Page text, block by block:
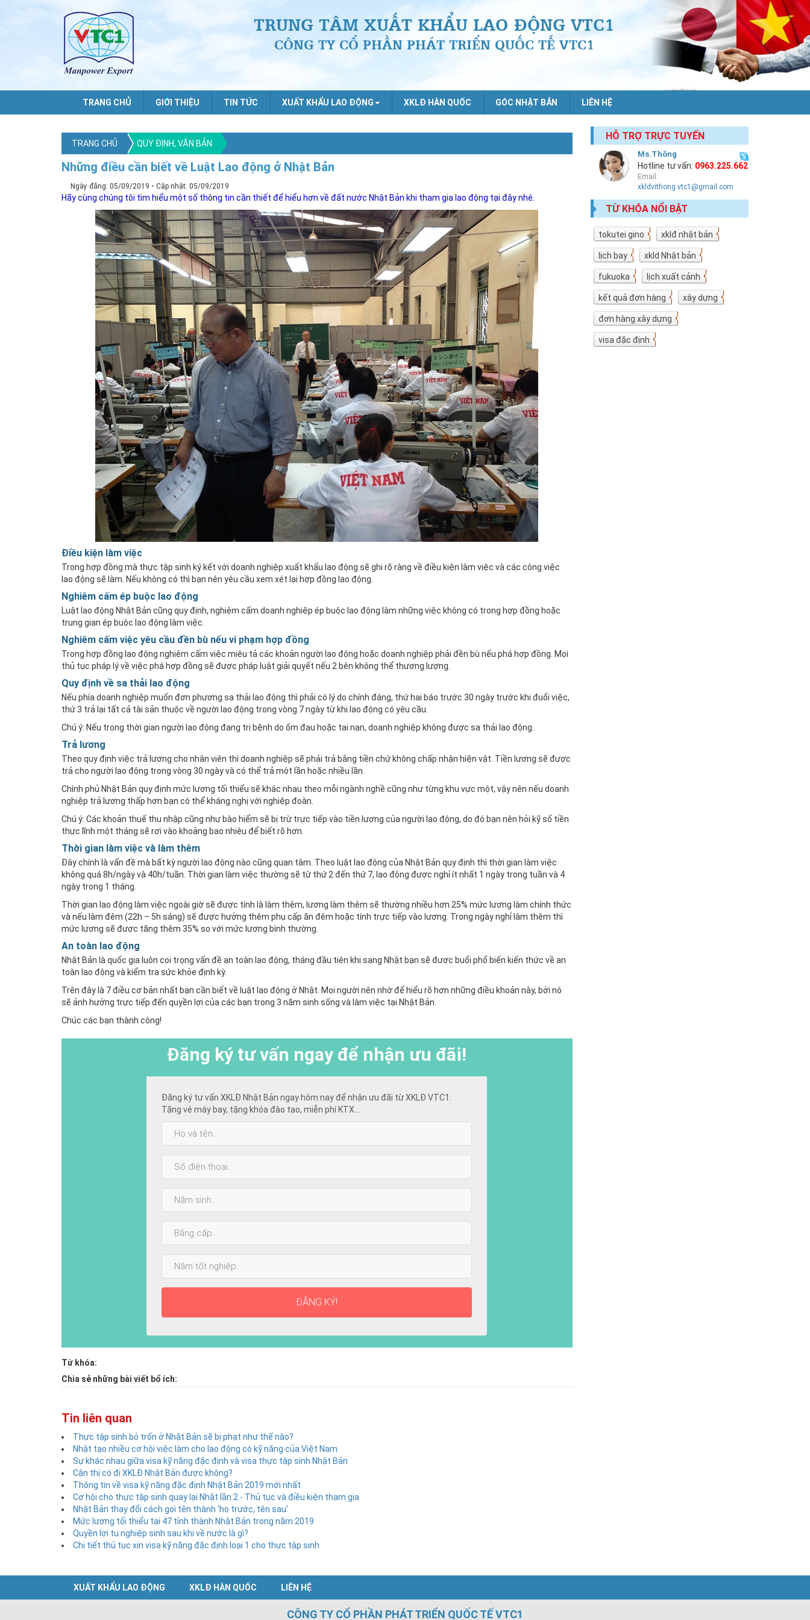
TRUNG TÂM XUẤT KHẨU LAO ĐỘNG VTC1
CÔNG TY CỔ PHẦN PHÁT TRIỂN QUỐC TẾ VTC1
TRANG CHỦ GIỚI THIỆU TIN TỨC XUẤT KHẨU LAO ĐỘNG XKLĐ HÀN QUỐC GÓC NHẬT BẢN LIÊN HỆ
TRANG CHỦ QUY ĐỊNH, VĂN BẢN
Những điều cần biết về Luật Lao động ở Nhật Bản
Ngày đăng: 05/09/2019 - Cập nhật: 05/09/2019
Hãy cùng chúng tôi tìm hiểu một số thông tin cần thiết để hiểu hơn về đất nước Nhật Bản khi tham gia lao động tại đây nhé.
Điều kiện làm việc
Trong hợp đồng mà thực tập sinh ký kết với doanh nghiệp xuất khẩu lao động sẽ ghi rõ ràng về điều kiện làm việc và các công việc
lao động sẽ làm. Nếu không có thì bạn nên yêu cầu xem xét lại hợp đồng lao động.
Nghiêm cấm ép buộc lao động
Luật lao động Nhật Bản cũng quy định, nghiêm cấm doanh nghiệp ép buộc lao động làm những việc không có trong hợp đồng hoặc
trung gian ép buộc lao động làm việc.
Nghiêm cấm việc yêu cầu đền bù nếu vi phạm hợp đồng
Trong hợp đồng lao động nghiêm cấm việc miêu tả các khoản người lao động hoặc doanh nghiệp phải đền bù nếu phá hợp đồng. Mọi
thủ tục pháp lý về việc phá hợp đồng sẽ được pháp luật giải quyết nếu 2 bên không thể thương lượng.
Quy định về sa thải lao động
Nếu phía doanh nghiệp muốn đơn phương sa thải lao động thì phải có lý do chính đáng, thứ hai báo trước 30 ngày trước khi đuổi việc,
thứ 3 trả lại tất cả tài sản thuộc về người lao động trong vòng 7 ngày từ khi lao động có yêu cầu.
Chú ý: Nếu trong thời gian người lao động đang trị bệnh do ốm đau hoặc tai nạn, doanh nghiệp không được sa thải lao động.
Trả lương
Theo quy định việc trả lương cho nhân viên thì doanh nghiệp sẽ phải trả bằng tiền chứ không chấp nhận hiện vật. Tiền lương sẽ được
trả cho người lao động trong vòng 30 ngày và có thể trả một lần hoặc nhiều lần.
Chính phủ Nhật Bản quy định mức lương tối thiểu sẽ khác nhau theo mỗi ngành nghề cũng như từng khu vực một, vậy nên nếu doanh
nghiệp trả lương thấp hơn bạn có thể kháng nghị với nghiệp đoàn.
Chú ý: Các khoản thuế thu nhập cũng như bào hiểm sẽ bị trừ trực tiếp vào tiền lương của người lao động, do đó bạn nên hỏi kỹ số tiền
thực lĩnh một tháng sẽ rơi vào khoảng bao nhiêu để biết rõ hơn.
Thời gian làm việc và làm thêm
Đây chính là vấn đề mà bất kỳ người lao động nào cũng quan tâm. Theo luật lao động của Nhật Bản quy định thì thời gian làm việc
không quá 8h/ngày và 40h/tuần. Thời gian làm việc thường sẽ từ thứ 2 đến thứ 7, lao động được nghỉ ít nhất 1 ngày trong tuần và 4
ngày trong 1 tháng.
Thời gian lao động làm việc ngoài giờ sẽ được tính là làm thêm, lương làm thêm sẽ thường nhiều hơn 25% mức lương làm chính thức
và nếu làm đêm (22h – 5h sáng) sẽ được hưởng thêm phụ cấp ăn đêm hoặc tính trực tiếp vào lương. Trong ngày nghỉ làm thêm thì
mức lương sẽ được tăng thêm 35% so với mức lương bình thường.
An toàn lao động
Nhật Bản là quốc gia luôn coi trọng vấn đề an toàn lao động, tháng đầu tiên khi sang Nhật bạn sẽ được buổi phổ biến kiến thức về an
toàn lao động và kiểm tra sức khỏe định kỳ.
Trên đây là 7 điều cơ bản nhất bạn cần biết về luật lao động ở Nhật. Mọi người nên nhớ để hiểu rõ hơn những điều khoản này, bởi nó
sẽ ảnh hưởng trực tiếp đến quyền lợi của các bạn trong 3 năm sinh sống và làm việc tại Nhật Bản.
Chúc các bạn thành công!
Đăng ký tư vấn ngay để nhận ưu đãi!
Đăng ký tư vấn XKLĐ Nhật Bản ngay hôm nay để nhận ưu đãi từ XKLĐ VTC1:
Tặng vé máy bay, tặng khóa đào tạo, miễn phí KTX...
sinh:
cấp
nhất:
ĐĂNG KÝ!
Từ khóa:
Chia sẻ những bài viết bổ ích:
Tin liên quan
Thực tập sinh bỏ trốn ở Nhật Bản sẽ bị phạt như thế nào?
Nhật tạo nhiều cơ hội việc làm cho lao động có kỹ năng của Việt Nam
Sự khác nhau giữa visa kỹ năng đặc định và visa thực tập sinh Nhật Bản
Cận thị có đi XKLĐ Nhật Bản được không?
Thông tin về visa kỹ năng đặc định Nhật Bản 2019 mới nhất
Cơ hội cho thực tập sinh quay lại Nhật lần 2 - Thủ tục và điều kiện tham gia
Nhật Bản thay đổi cách gọi tên thành 'họ trước, tên sau'
Mức lương tối thiểu tại 47 tỉnh thành Nhật Bản trong năm 2019
Quyền lợi tu nghiệp sinh sau khi về nước là gì?
Chi tiết thủ tục xin visa kỹ năng đặc định loại 1 cho thực tập sinh
HỖ TRỢ TRỰC TUYẾN
Ms.Thông
Hotline tư vấn: 0963.225.662
Email:
xkldvithong.vtc1@gmail.com
TỪ KHÓA NỔI BẬT
tokutei gino
19 xklđ nhật bản
18
lịch bay
10 xkld Nhật bản
9
fukuoka
7 lịch xuất cảnh
7
kết quả đơn hàng
5 xây dựng
4
đơn hàng xây dựng
4
visa đặc định
3
XUẤT KHẨU LAO ĐỘNG XKLĐ HÀN QUỐC LIÊN HỆ
CÔNG TY CỔ PHẦN PHÁT TRIỂN QUỐC TẾ VTC1